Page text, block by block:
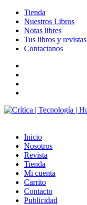
Tienda
Nuestros Libros
Notas libres
Tus libros y revistas
Contactanos
Inicio
Nosotros
Revista
Tienda
Mi cuenta
Carrito
Contacto
Publicidad